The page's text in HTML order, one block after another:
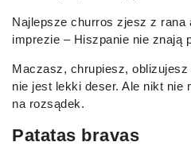
Najlepsze churros zjesz z rana
imprezie – Hiszpanie nie znają
Maczasz, chrupiesz,
nie jest lekki deser. Ale nikt nie
na rozsądek.
Patatas bravas